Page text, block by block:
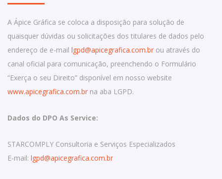
A Ápice Gráfica se coloca a disposição para solução de
quaisquer dúvidas ou solicitações dos titulares de dados pelo
endereço de e-mail lgpd@apicegrafica.com.br ou através do
canal oficial para comunicação, preenchendo o Formulário
“Exerça o seu Direito” disponível em nosso website
www.apicegrafica.com.br na aba LGPD.
Dados do DPO As Service:
STARCOMPLY Consultoria e Serviços Especializados
E-mail: lgpd@apicegrafica.com.br